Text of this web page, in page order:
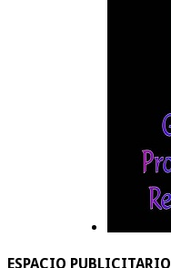
ESPACIO PUBLICITARIO